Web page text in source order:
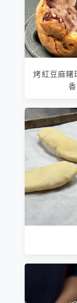
烤紅豆麻糬